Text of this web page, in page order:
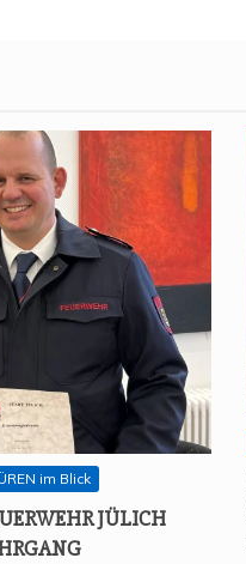
im Blick
JÜLICH